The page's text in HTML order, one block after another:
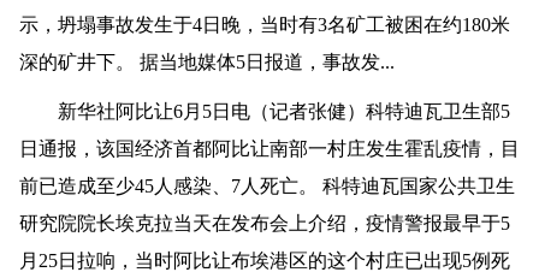
示，坍塌事故发生于4日晚，当时有3名矿工被困在约180米
深的矿井下。 据当地媒体5日报道，事故发...
新华社阿比让6月5日电（记者张健）科特迪瓦卫生部5
日通报，该国经济首都阿比让南部一村庄发生霍乱疫情，目
前已造成至少45人感染、7人死亡。 科特迪瓦国家公共卫生
研究院院长埃克拉当天在发布会上介绍，疫情警报最早于5
月25日拉响，当时阿比让布埃港区的这个村庄已出现5例死